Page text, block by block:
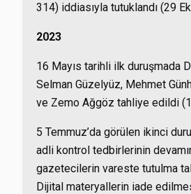
314) iddiasıyla tutuklandı (29
2023
16 Mayıs tarihli ilk duruşmada
Selman Güzelyüz, Mehmet
ve Zemo Ağgöz tahliye edildi
5 Temmuz’da görülen ikinci
adli kontrol tedbirlerinin
gazetecilerin vareste tutulma
Dijital materyallerin iade